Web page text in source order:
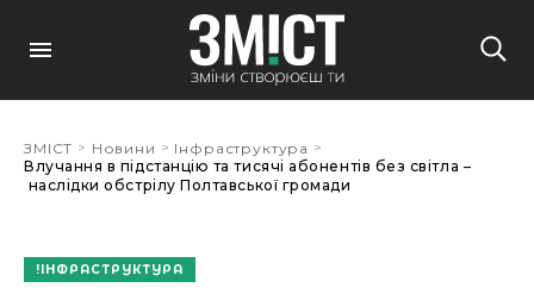
ЗМІСТ > Новини > Інфраструктура >
Влучання в підстанцію та тисячі абонентів без світла –
наслідки обстрілу Полтавської громади
ІНФРАСТРУКТУРА